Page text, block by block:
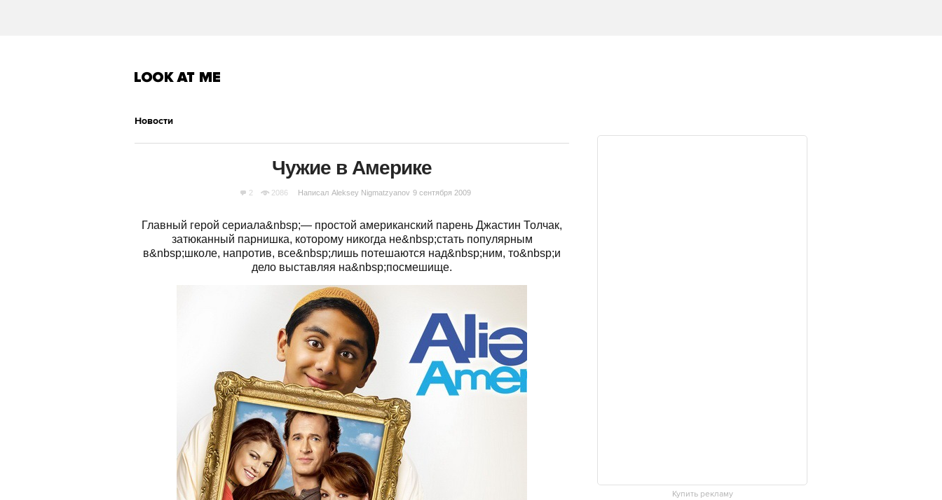
Новости
Чужие в Америке
2 2086 Написал Аleksey Nigmatzyanov 9 сентября 2009
Главный герой сериала&nbsp;— простой американский парень Джастин Толчак,
затюканный парнишка, которому никогда не&nbsp;стать популярным
в&nbsp;школе, напротив, все&nbsp;лишь потешаются над&nbsp;ним, то&nbsp;и
дело выставляя на&nbsp;посмешище.
Купить рекламу